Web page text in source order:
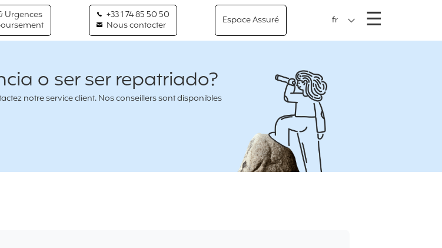
Urgences
+33 1 74 85 50 50
Nous contacter
Espace Assuré fr ☰
o ser ser repatriado?
notre service client. Nos conseillers sont disponibles